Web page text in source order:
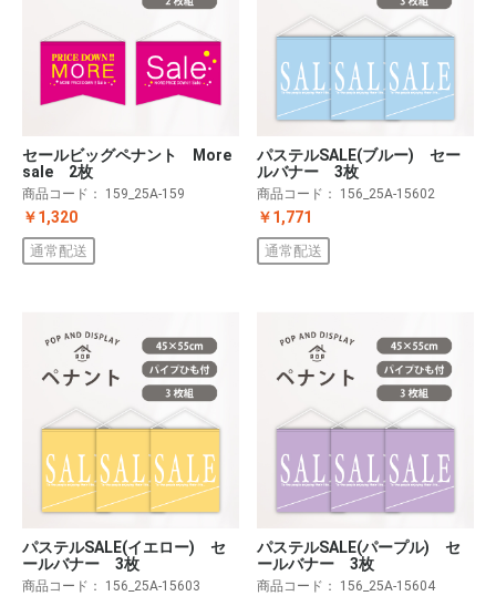
セールビッグペナント More
sale 2枚
商品コード： 159_25A-159
￥1,320
通常配送
パステルSALE(ブルー) セー
ルバナー 3枚
商品コード： 156_25A-15602
￥1,771
通常配送
パステルSALE(イエロー) セ
ールバナー 3枚
商品コード： 156_25A-15603
パステルSALE(パープル) セ
ールバナー 3枚
商品コード： 156_25A-15604